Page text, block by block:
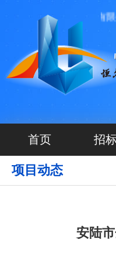
北源航网络科技有限
首页 招
项目动态
安陆